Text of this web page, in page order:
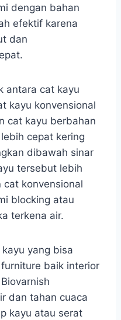
dengan bahan
efektif karena
dan
antara cat kayu
kayu konvensional
cat kayu berbahan
cepat kering
dibawah sinar
tersebut lebih
konvensional
blocking atau
terkena air.
yang bisa
baik interior
dan tahan cuaca
kayu atau serat